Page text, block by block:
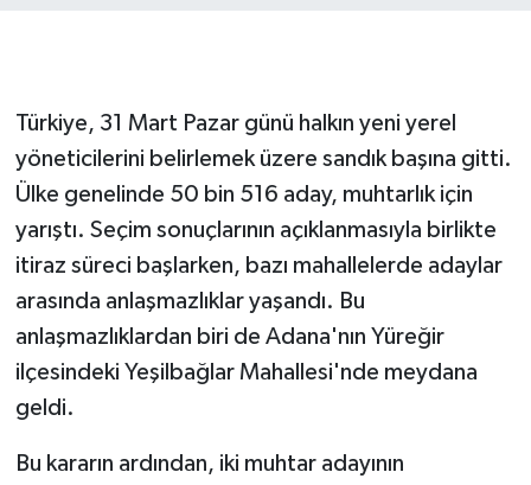
Türkiye, 31 Mart Pazar günü halkın yeni yerel
yöneticilerini belirlemek üzere sandık başına gitti.
Ülke genelinde 50 bin 516 aday, muhtarlık için
yarıştı. Seçim sonuçlarının açıklanmasıyla birlikte
itiraz süreci başlarken, bazı mahallelerde adaylar
arasında anlaşmazlıklar yaşandı. Bu
anlaşmazlıklardan biri de Adana'nın Yüreğir
ilçesindeki Yeşilbağlar Mahallesi'nde meydana
geldi.
Bu kararın ardından, iki muhtar adayının